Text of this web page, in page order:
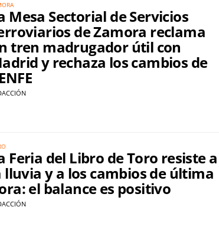
Mesa Sectorial de Servicios
de Zamora reclama
tren madrugador útil con
y rechaza los cambios de
Feria del Libro de Toro resiste a
lluvia y a los cambios de última
el balance es positivo